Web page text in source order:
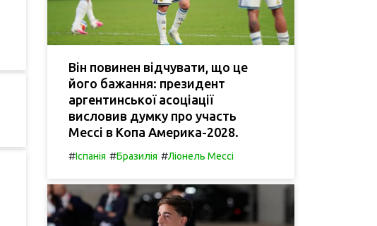
Він повинен відчувати, що це
його бажання: президент
аргентинської асоціації
висловив думку про участь
Мессі в Копа Америка-2028.
#Іспанія #Бразилія #Ліонель Мессі